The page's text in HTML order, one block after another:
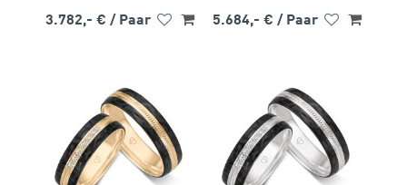
3.782,- € / Paar 5.684,- € / Paar